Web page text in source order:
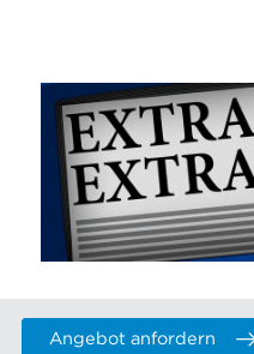
Angebot anfordern